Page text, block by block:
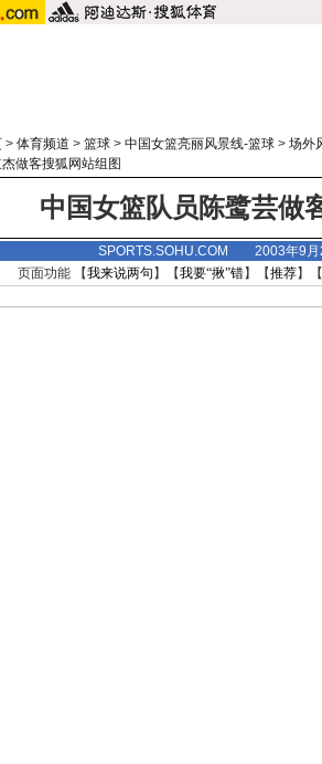
> 体育频道 > 篮球 > 中国女篮亮丽风景线-篮球 > 场外
做客搜狐网站组图
中国女篮队员陈鹭芸做
SPORTS.SOHU.COM 2003年9
页面功能 【我来说两句 】【我要“揪”错】【推荐】